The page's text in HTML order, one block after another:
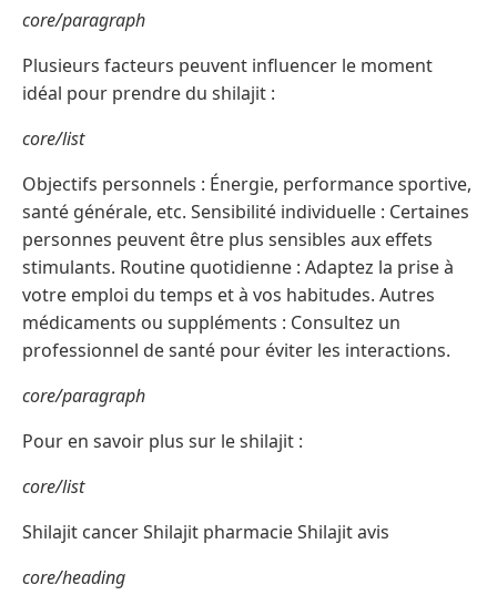
core/paragraph
Plusieurs facteurs peuvent influencer le moment
idéal pour prendre du shilajit :
core/list
Objectifs personnels : Énergie, performance sportive,
santé générale, etc. Sensibilité individuelle : Certaines
personnes peuvent être plus sensibles aux effets
stimulants. Routine quotidienne : Adaptez la prise à
votre emploi du temps et à vos habitudes. Autres
médicaments ou suppléments : Consultez un
professionnel de santé pour éviter les interactions.
core/paragraph
Pour en savoir plus sur le shilajit :
core/list
Shilajit cancer Shilajit pharmacie Shilajit avis
core/heading